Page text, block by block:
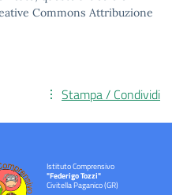
Commons Attribuzione
Stampa / Condividi
Istituto Comprensivo
"Federigo Tozzi"
Civitella Paganico (GR)